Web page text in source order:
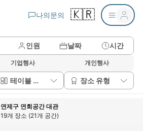
나의문의 🇰🇷
인원 날짜 시간
기업행사 개인행사
테이블 배치 장소 유형
연제구 연회공간 대관
19개 장소 (21개 공간)